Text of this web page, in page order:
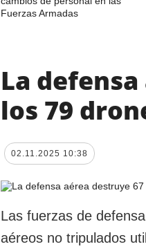
Fuerzas Armadas
La
los 79
02.11.2025 10:38
Las fuerzas de
aéreos no tripulados